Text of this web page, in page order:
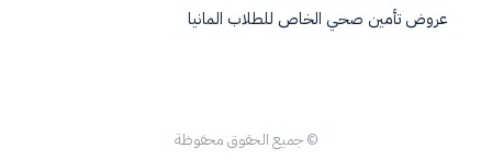
عروض تأمين صحي الخاص للطلاب المانيا
© جميع الحقوق محفوظة